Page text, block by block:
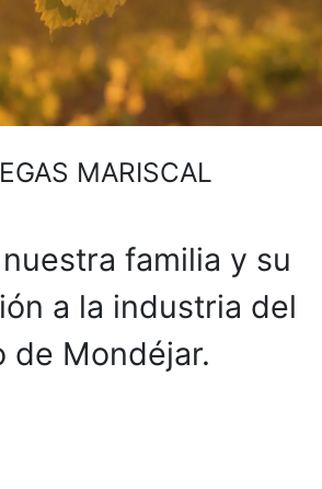
MARISCAL
familia y su
a la industria del
de Mondéjar.